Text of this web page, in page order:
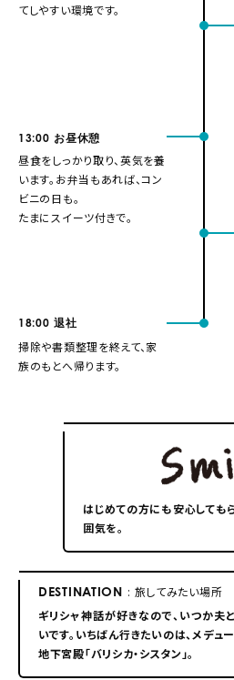
てしやすい環境です。
13:00 お昼休憩
昼食をしっかり取り、英気を養
います。お弁当もあれば、コン
ビニの日も。
たまにスイーツ付きで。
18:00 退社
掃除や書類整理を終えて、家
族のもとへ帰ります。
はじめての方にも安心しても
囲気を。
DESTINATION : 旅してみたい場所
ギリシャ神話が好きなので、いつか夫
いです。いちばん行きたいのは、メデュ
地下宮殿「バリシカ・シスタン」。